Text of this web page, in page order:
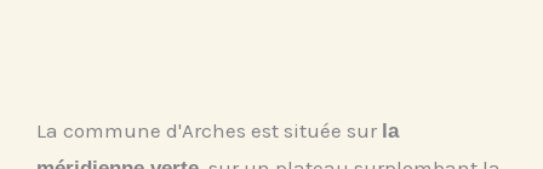
La commune d'Arches est située sur la